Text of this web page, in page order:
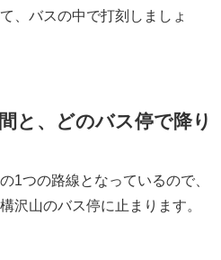
、バスの中で打刻しましょ
と、どのバス停で降り
1つの路線となっているので、
沢山のバス停に止まります。